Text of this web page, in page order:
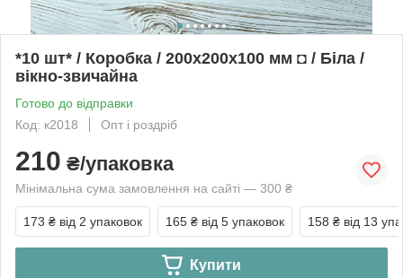
*10 шт* / Коробка / 200х200х100 мм ◘ / Біла /
вікно-звичайна
Готово до відправки
Код: к2018
Опт і роздріб
210 ₴/упаковка
Мінімальна сума замовлення на сайті — 300 ₴
173 ₴ від 2 упаковок 165 ₴ від 5 упаковок 158 ₴ від 13
Купити